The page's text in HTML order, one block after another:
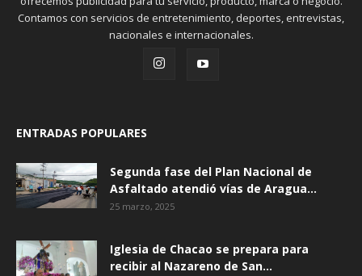
Contamos con servicios de entretenimiento, deportes, entrevistas,
nacionales e internacionales.
ENTRADAS POPULARES
Segunda fase del Plan Nacional de
Asfaltado atendió vías de Aragua...
25 marzo, 2025
Iglesia de Chacao se prepara para
recibir al Nazareno de San...